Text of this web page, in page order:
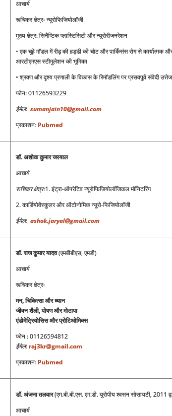
आचार्य
रूचिकर क्षेत्रः न्यूरोफिजियोलॉजी
मुख्य क्षेत्र: सिनैप्टिक प्लास्टिसिटी और न्यूरोरीजनरेशन
• एक चूहे मॉडल में रीढ़ की हड्डी की चोट और पार्किंसंस रोग से कार्यात्मक
आरटीएमएस स्टीमुलेशन की भूमिका
• श्रवण और दृश्य प्रणाली के विकास के रिमॉडलिंग पर प्रसवपूर्व संवेदी
फोन: 01126593229
ईमेल: sumanjain10@gmail.com
प्रकाशन:Pubmed
डॉ. अशोक कुमार जरयाल
आचार्य
रूचिकर क्षेत्रः1. इंट्रा-ऑपरेटिव न्यूरोफिजियोलॉजिकल मॉनिटरिंग
2. कार्डियोवैस्कुलर और ऑटोनोमिक न्यूरो-फिजियोलॉजी
ईमेल: ashok.jaryal@gmail.com
डॉ.राज कुमार यादव(एमबीबीएस, एमडी)
आचार्य
रूचिकर क्षेत्रः
मन,चिकित्सा और ध्यान
जीवन शैली, पोषण और मोटापा
एंडोमेट्रियोसिस और प्रोटिओमिक्स
फोन: 01126594812
ईमेल:raj3kr@gmail.com
प्रकाशन:Pubmed
डॉ. अंजना तलवार(एम.बी.बी.एस. एम.डी. यूरोपीय श्वसन सोसायटी, 2011
आचार्य